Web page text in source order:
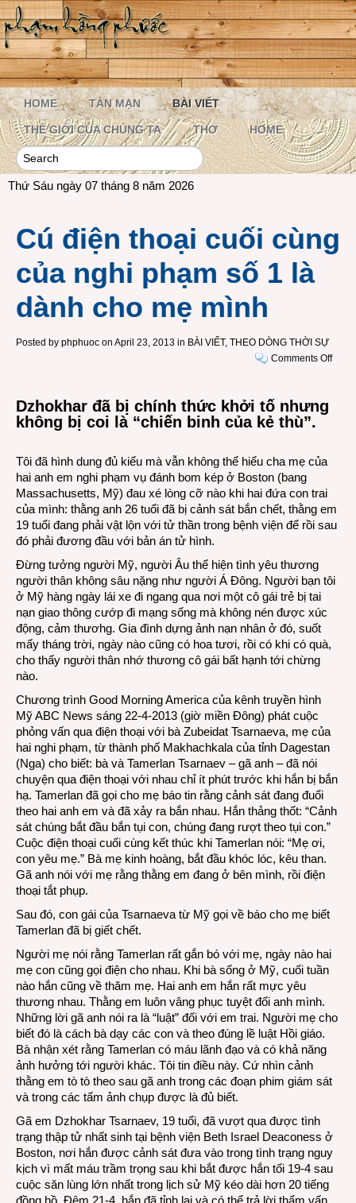
HOME TẢN MẠN BÀI VIẾT
THẾ GIỚI CỦA CHÚNG TA THƠ HOME
Thứ Sáu ngày 07 tháng 8 năm 2026
Cú điện thoại cuối cùng
của nghi phạm số 1 là
dành cho mẹ mình
Posted by phphuoc on April 23, 2013 in BÀI VIẾT, THEO DÒNG THỜI SỰ
Comments Offon
1
là
mẹ
Dzhokhar đã bị chính thức khởi tố nhưng
không bị coi là “chiến binh của kẻ thù”.
Tôi đã hình dung đủ kiểu mà vẫn không thể hiểu cha mẹ của
hai anh em nghi phạm vụ đánh bom kép ở Boston (bang
Massachusetts, Mỹ) đau xé lòng cỡ nào khi hai đứa con trai
của mình: thằng anh 26 tuổi đã bị cảnh sát bắn chết, thằng em
19 tuổi đang phải vật lộn với tử thần trong bệnh viện để rồi sau
đó phải đương đầu với bản án tử hình.
Đừng tưởng người Mỹ, người Âu thể hiện tình yêu thương
người thân không sâu nặng như người Á Đông. Người bạn tôi
ở Mỹ hàng ngày lái xe đi ngang qua nơi một cô gái trẻ bị tai
nạn giao thông cướp đi mạng sống mà không nén được xúc
động, cảm thươhg. Gia đình dựng ảnh nạn nhân ở đó, suốt
mấy tháng trời, ngày nào cũng có hoa tươi, rồi có khi có quà,
cho thấy người thân nhớ thương cô gái bất hạnh tới chừng
nào.
Chương trình Good Morning America của kênh truyền hình
Mỹ ABC News sáng 22-4-2013 (giờ miền Đông) phát cuộc
phỏng vấn qua điện thoại với bà Zubeidat Tsarnaeva, mẹ của
hai nghi phạm, từ thành phố Makhachkala của tỉnh Dagestan
(Nga) cho biết: bà và Tamerlan Tsarnaev – gã anh – đã nói
chuyện qua điện thoại với nhau chỉ ít phút trước khi hắn bị bắn
hạ. Tamerlan đã gọi cho mẹ báo tin rằng cảnh sát đang đuổi
theo hai anh em và đã xảy ra bắn nhau. Hắn thảng thốt: “Cảnh
sát chúng bắt đầu bắn tụi con, chúng đang rượt theo tụi con.”
Cuộc điện thoại cuối cùng kết thúc khi Tamerlan nói: “Mẹ ơi,
con yêu mẹ.” Bà mẹ kinh hoàng, bắt đầu khóc lóc, kêu than.
Gã anh nói với mẹ rằng thằng em đang ở bên mình, rồi điện
thoại tắt phụp.
Sau đó, con gái của Tsarnaeva từ Mỹ gọi về báo cho mẹ biết
Tamerlan đã bị giết chết.
Người mẹ nói rằng Tamerlan rất gắn bó với mẹ, ngày nào hai
mẹ con cũng gọi điện cho nhau. Khi bà sống ở Mỹ, cuối tuần
nào hắn cũng về thăm mẹ. Hai anh em hắn rất mực yêu
thương nhau. Thằng em luôn vâng phục tuyệt đối anh mình.
Những lời gã anh nói ra là “luật” đối với em trai. Người mẹ cho
biết đó là cách bà dạy các con và theo đúng lề luật Hồi giáo.
Bà nhận xét rằng Tamerlan có máu lãnh đạo và có khả năng
ảnh hưởng tới người khác. Tôi tin điều này. Cứ nhìn cảnh
thằng em tò tò theo sau gã anh trong các đoạn phim giám sát
và trong các tấm ảnh chụp được là đủ biết.
Gã em Dzhokhar Tsarnaev, 19 tuổi, đã vượt qua được tình
trạng thập tử nhất sinh tại bệnh viện Beth Israel Deaconess ở
Boston, nơi hắn được cảnh sát đưa vào trong tình trạng nguy
kịch vì mất máu trầm trọng sau khi bắt được hắn tối 19-4 sau
cuộc săn lùng lớn nhất trong lịch sử Mỹ kéo dài hơn 20 tiếng
đồng hồ. Đêm 21-4, hắn đã tỉnh lại và có thể trả lời thẩm vấn